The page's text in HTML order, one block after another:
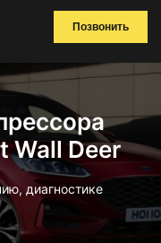
Позвонить
Wall Deer
диагностике